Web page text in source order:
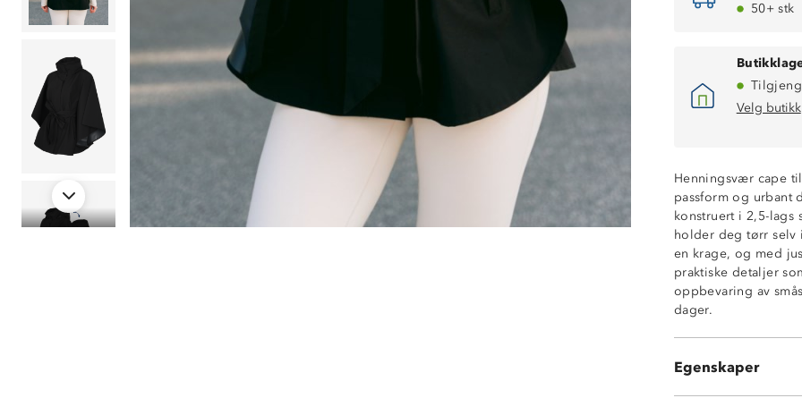
50+ stk
Velg butikk
Henningsvær cape
passform og urbant
konstruert i 2,5-lags
holder deg tørr selv
en krage, og med
praktiske detaljer
oppbevaring av
dager.
Egenskaper
Oversized
Vanntett (10
ProreTex-
Vindtett
Tapede sømmer
Stormklaff med
Midjebelte
To sidelommer
Knagghempe i